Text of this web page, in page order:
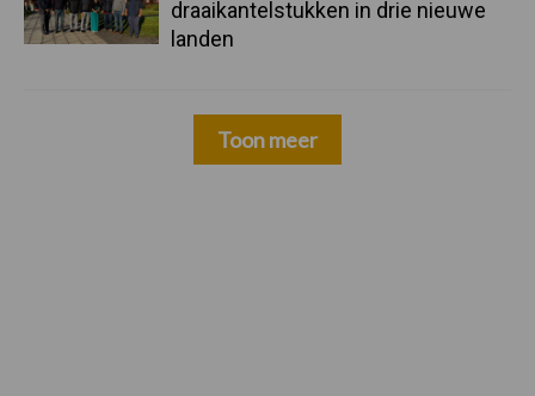
draaikantelstukken in drie nieuwe
landen
Toon meer